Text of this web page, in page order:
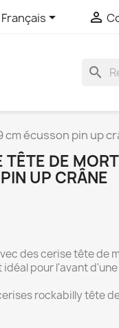
Français 
search
écusson pin up
TÊTE DE
UP CRÂNE
des cerise tête de
pour l'avant
rockabilly tête